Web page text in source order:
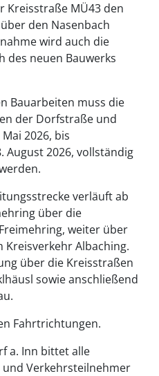
Kreisstraße MÜ43 den
den Nasenbach
wird auch die
des neuen Bauwerks
Bauarbeiten muss die
der Dorfstraße und
2026, bis
August 2026, vollständig
verläuft ab
über die
weiter über
Kreisverkehr Albaching.
über die Kreisstraßen
sowie anschließend
Fahrtrichtungen.
a. Inn bittet alle
Verkehrsteilnehmer